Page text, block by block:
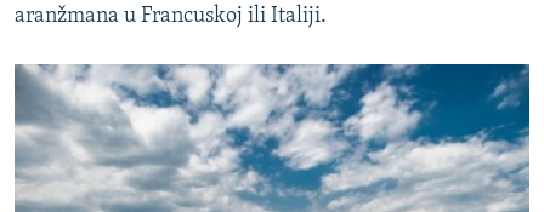
aranžmana u Francuskoj ili Italiji.